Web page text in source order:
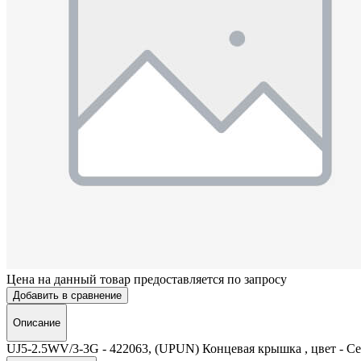
Цена на данный товар предоставляется по запросу
Добавить в сравнение
Описание
UJ5-2.5WV/3-3G - 422063, (UPUN) Концевая крышка , цвет -